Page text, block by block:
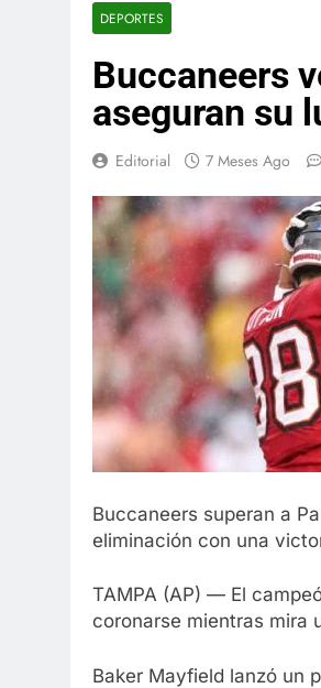
DEPORTES
Buccaneers
aseguran su
Editorial 7 Meses Ago
Buccaneers superan a
eliminación con una
TAMPA (AP) — El
coronarse mientras mira
Baker Mayfield lanzó un